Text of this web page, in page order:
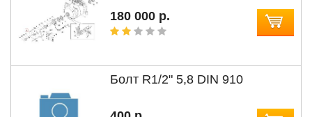
180 000 р.
Болт R1/2" 5,8 DIN 910